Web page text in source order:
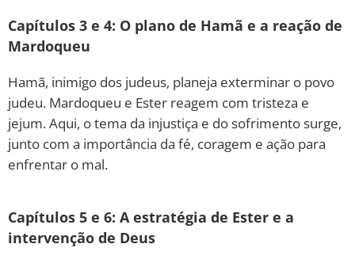
Capítulos 3 e 4: O plano de Hamã e a reação de
Mardoqueu
Hamã, inimigo dos judeus, planeja exterminar o povo
judeu. Mardoqueu e Ester reagem com tristeza e
jejum. Aqui, o tema da injustiça e do sofrimento surge,
junto com a importância da fé, coragem e ação para
enfrentar o mal.
Capítulos 5 e 6: A estratégia de Ester e a
intervenção de Deus